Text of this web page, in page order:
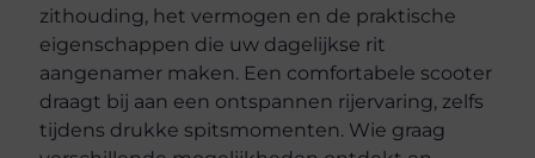
zithouding, het vermogen en de praktische
eigenschappen die uw dagelijkse rit
aangenamer maken. Een comfortabele scooter
draagt bij aan een ontspannen rijervaring, zelfs
tijdens drukke spitsmomenten. Wie graag